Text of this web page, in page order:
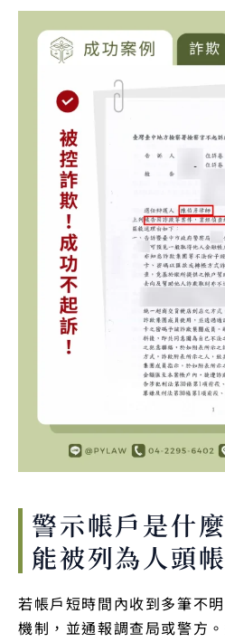
警示帳戶是什
能被列為人頭
若帳戶短時間內收到多筆不
機制，並通報調查局或警方